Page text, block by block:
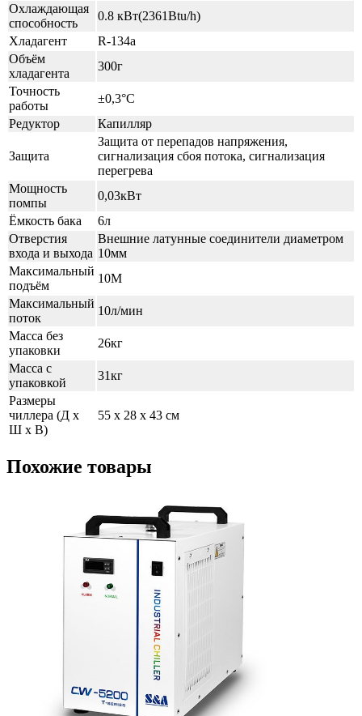
Охлаждающая
способность
0.8 кВт(2361Btu/h)
Хладагент
R-134a
Объём
хладагента
300г
Точность
работы
±0,3°С
Редуктор
Капилляр
Защита
Защита от перепадов напряжения,
сигнализация сбоя потока, сигнализация
перегрева
Мощность
помпы
0,03кВт
Ёмкость бака
6л
Отверстия
входа и выхода
Внешние латунные соединители диаметром
10мм
Максимальный
подъём
10М
Максимальный
поток
10л/мин
Масса без
упаковки
26кг
Масса с
упаковкой
31кг
Размеры
чиллера (Д х
Ш х В)
55 х 28 х 43 см
Похожие товары